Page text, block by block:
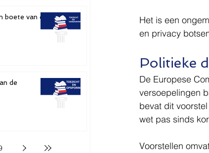
boete van de
de
Het is een
en privacy
Politieke
De Europese
versoepelingen
bevat dit
wet pas sinds
Voorstellen